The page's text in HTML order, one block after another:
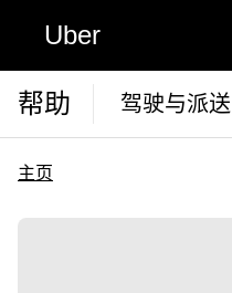
Uber
帮助 驾驶与派送
主页